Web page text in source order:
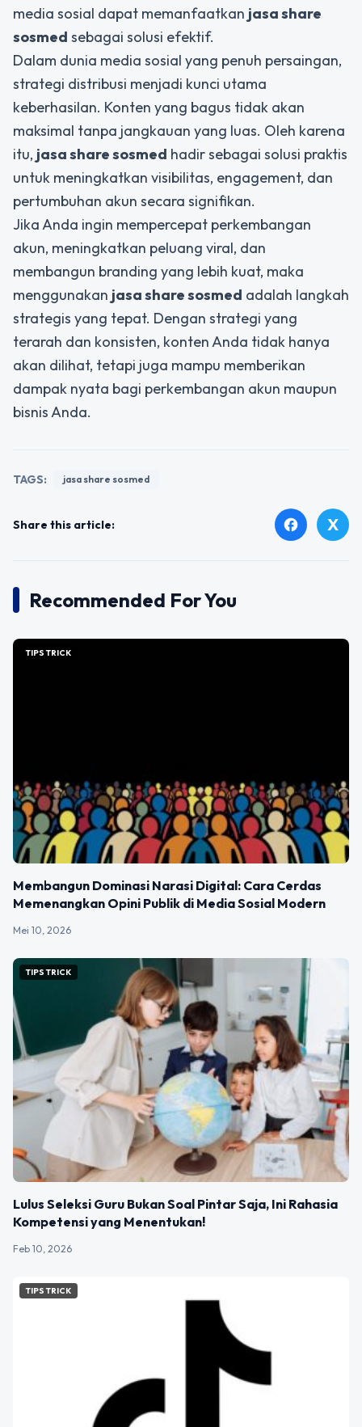
media sosial dapat memanfaatkan jasa share
sosmed sebagai solusi efektif.
Dalam dunia media sosial yang penuh persaingan,
strategi distribusi menjadi kunci utama
keberhasilan. Konten yang bagus tidak akan
maksimal tanpa jangkauan yang luas. Oleh karena
itu, jasa share sosmed hadir sebagai solusi praktis
untuk meningkatkan visibilitas, engagement, dan
pertumbuhan akun secara signifikan.
Jika Anda ingin mempercepat perkembangan
akun, meningkatkan peluang viral, dan
membangun branding yang lebih kuat, maka
menggunakan jasa share sosmed adalah langkah
strategis yang tepat. Dengan strategi yang
terarah dan konsisten, konten Anda tidak hanya
akan dilihat, tetapi juga mampu memberikan
dampak nyata bagi perkembangan akun maupun
bisnis Anda.
TAGS: jasa share sosmed
Share this article: facebook X
Recommended For You
TIPS TRICK
Membangun Dominasi Narasi Digital: Cara Cerdas
Memenangkan Opini Publik di Media Sosial Modern
Mei 10, 2026
TIPS TRICK
Lulus Seleksi Guru Bukan Soal Pintar Saja, Ini Rahasia
Kompetensi yang Menentukan!
Feb 10, 2026
TIPS TRICK